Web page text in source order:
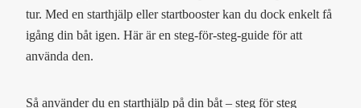
tur. Med en starthjälp eller startbooster kan du dock enkelt få
igång din båt igen. Här är en steg-för-steg-guide för att
använda den.
Så använder du en starthjälp på din båt – steg för steg